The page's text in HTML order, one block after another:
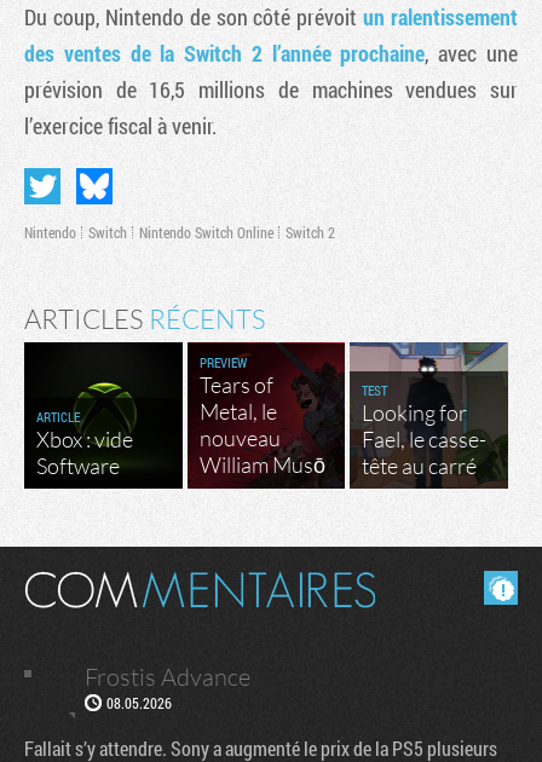
Du coup, Nintendo de son côté prévoitun ralentissement
des ventes de la Switch 2 l’année prochaine, avec une
prévision de 16,5 millions de machines vendues sur
l’exercice fiscal à venir.
Nintendo Switch Nintendo Switch Online Switch 2
ARTICLES RÉCENTS
ARTICLE
Xbox : vide
Software
PREVIEW
Tears of
Metal, le
nouveau
William Musō
TEST
Looking for
Fael, le casse-
tête au carré
Masquer les commentaires lus.
Frostis Advance
08.05.2026
Fallait s’y attendre. Sony a augmenté le prix de la PS5 plusieurs